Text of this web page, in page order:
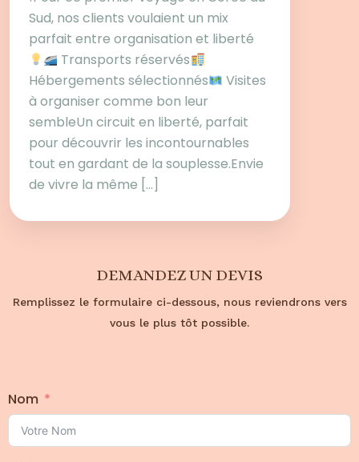
Sud, nos clients voulaient un mix
parfait entre organisation et liberté
Transports réservés
Hébergements sélectionnés
Visites
à organiser comme bon leur
sembleUn circuit en liberté, parfait
pour découvrir les incontournables
tout en gardant de la souplesse.Envie
de vivre la même […]
DEMANDEZ UN DEVIS
Remplissez le formulaire ci-dessous, nous reviendrons vers
vous le plus tôt possible.
Nom